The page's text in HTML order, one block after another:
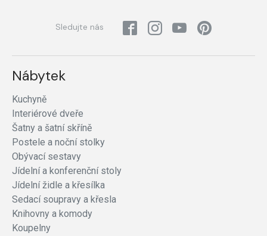
Sledujte nás
Nábytek
Kuchyně
Interiérové dveře
Šatny a šatní skříně
Postele a noční stolky
Obývací sestavy
Jídelní a konferenční stoly
Jídelní židle a křesílka
Sedací soupravy a křesla
Knihovny a komody
Koupelny